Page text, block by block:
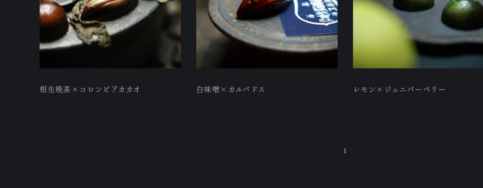
相生晩茶×コロンビアカカオ 白味噌×カルバドス レモン×ジュニパーベリー
1